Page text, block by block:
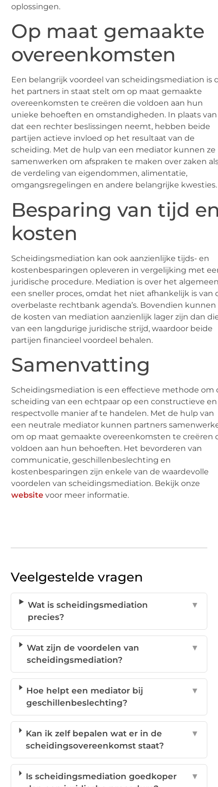
oplossingen.
Op maat gemaakte
overeenkomsten
Een belangrijk voordeel van scheidingsmediation is
het partners in staat stelt om op maat gemaakte
overeenkomsten te creëren die voldoen aan hun
unieke behoeften en omstandigheden. In plaats van
dat een rechter beslissingen neemt, hebben beide
partijen actieve invloed op het resultaat van de
scheiding. Met de hulp van een mediator kunnen ze
samenwerken om afspraken te maken over zaken
de verdeling van eigendommen, alimentatie,
omgangsregelingen en andere belangrijke kwesties.
Besparing van tijd
kosten
Scheidingsmediation kan ook aanzienlijke tijds- en
kostenbesparingen opleveren in vergelijking met
juridische procedure. Mediation is over het
een sneller proces, omdat het niet afhankelijk is van
overbelaste rechtbank agenda’s. Bovendien kunnen
de kosten van mediation aanzienlijk lager zijn dan
van een langdurige juridische strijd, waardoor beide
partijen financieel voordeel behalen.
Samenvatting
Scheidingsmediation is een effectieve methode om
scheiding van een echtpaar op een constructieve en
respectvolle manier af te handelen. Met de hulp van
een neutrale mediator kunnen partners
om op maat gemaakte overeenkomsten te creëren
voldoen aan hun behoeften. Het bevorderen van
communicatie, geschillenbeslechting en
kostenbesparingen zijn enkele van de waardevolle
voordelen van scheidingsmediation. Bekijk onze
website voor meer informatie.
Veelgestelde vragen
Wat is scheidingsmediation
precies?
▼
Wat zijn de voordelen van
scheidingsmediation?
▼
Hoe helpt een mediator bij
geschillenbeslechting?
▼
Kan ik zelf bepalen wat er in de
scheidingsovereenkomst staat?
▼
Is scheidingsmediation goedkoper
▼